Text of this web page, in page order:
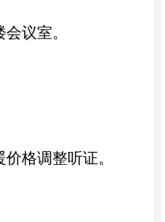
议室。
格调整听证。